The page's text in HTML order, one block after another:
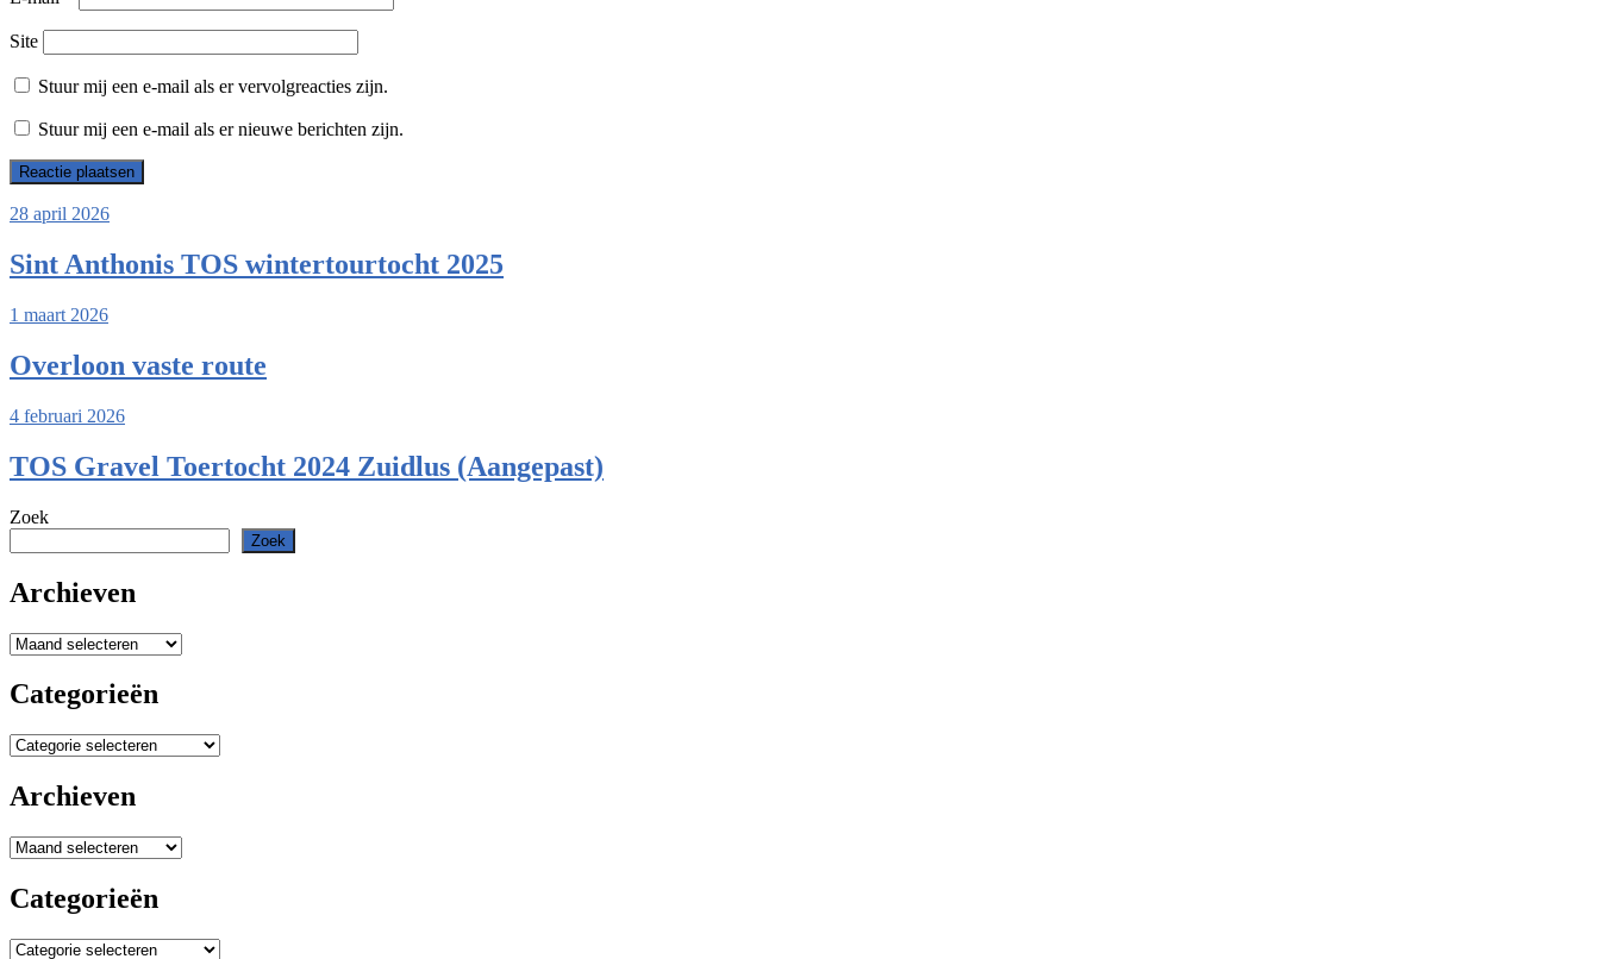
Site
Stuur mij een e-mail als er vervolgreacties zijn.
Stuur mij een e-mail als er nieuwe berichten zijn.
28 april 2026
Sint Anthonis TOS wintertourtocht 2025
1 maart 2026
Overloon vaste route
4 februari 2026
TOS Gravel Toertocht 2024 Zuidlus (Aangepast)
Zoek
Zoek
Archieven
Archieven
Categorieën
Categorieën
Archieven
Archieven
Categorieën
Categorieën